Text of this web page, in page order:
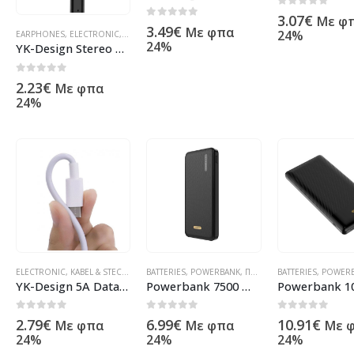
EARPHONES, ELECTRONIC, KOPFHÖRER & HEADSET,ΠΡΟΪΌΝΤΑ ΠΛΗΡΟΦΟΡΙΚΉΣ -
YK-Design Stereo Wired Music Earphones 3,5mm Black (YK-R13)
2.23€ Με φπα
24%
3.49€ Με φπα
24%
3.07€ Με
24%
ELECTRONIC, KABEL & STECKER LADEKABEL, LADEKABEL FÜR HANDYS,ΠΡΟΪΌΝΤΑ
YK-Design 5A Data Cable/Charging Cable Type-C (YK-S17)
2.79€ Με φπα
24%
BATTERIES, POWERBANK, ΠΡΟΪΌΝΤΑ ΠΛΗΡΟΦΟΡΙΚΉΣ - ΚΙΝΗΤΉΣ ΤΗΛΕΦΩΝΊΑΣ - ΗΛΕΚΤΡΟΝΙΚΆ
Powerbank 7500 mAh Black for microUSB/Type-C (YK-Design YKP-002)
6.99€ Με φπα
24%
BATTERIES,
10.91€ Με
24%